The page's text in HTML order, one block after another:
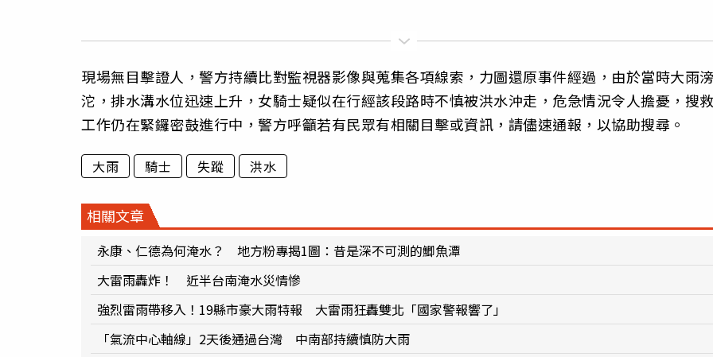
現場無目擊證人，警方持續比對監視器影像與蒐集各項線索，力圖還原事件經過，由於當時大雨
沱，排水溝水位迅速上升，女騎士疑似在行經該段路時不慎被洪水沖走，危急情況令人擔憂，搜
工作仍在緊鑼密鼓進行中，警方呼籲若有民眾有相關目擊或資訊，請儘速通報，以協助搜尋。
大雨 騎士 失蹤 洪水
相關文章
永康、仁德為何淹水？ 地方粉專揭1圖：昔是深不可測的鯽魚潭
大雷雨轟炸！ 近半台南淹水災情慘
強烈雷雨帶移入！19縣市豪大雨特報 大雷雨狂轟雙北「國家警報響了」
「氣流中心軸線」2天後通過台灣 中南部持續慎防大雨